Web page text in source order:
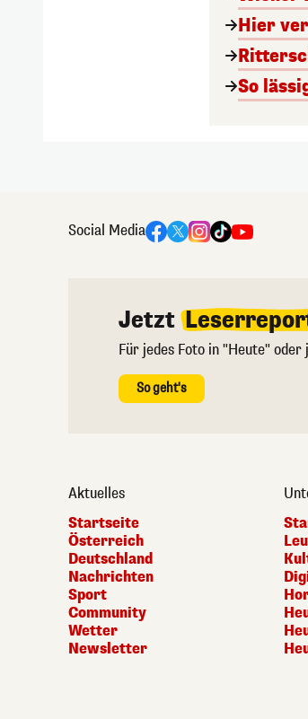
Hier
So
Social Media
Jetzt
Für jedes Foto in "Heute"
So geht's
Aktuelles
Startseite
Österreich
Deutschland
Nachrichten
Sport
Community
Wetter
Newsletter